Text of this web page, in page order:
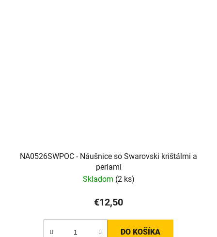
NA0526SWPOC - Náušnice so Swarovski krištálmi a
perlami
Skladom (2 ks)
€12,50
DO KOŠÍKA